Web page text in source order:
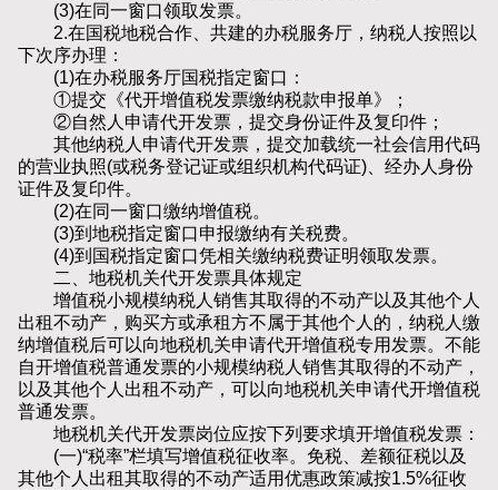
(3)在同一窗口领取发票。
2.在国税地税合作、共建的办税服务厅，纳税人按照以
下次序办理：
(1)在办税服务厅国税指定窗口：
①提交《代开增值税发票缴纳税款申报单》；
②自然人申请代开发票，提交身份证件及复印件；
其他纳税人申请代开发票，提交加载统一社会信用代码
的营业执照(或税务登记证或组织机构代码证)、经办人身份
证件及复印件。
(2)在同一窗口缴纳增值税。
(3)到地税指定窗口申报缴纳有关税费。
(4)到国税指定窗口凭相关缴纳税费证明领取发票。
二、地税机关代开发票具体规定
增值税小规模纳税人销售其取得的不动产以及其他个人
出租不动产，购买方或承租方不属于其他个人的，纳税人缴
纳增值税后可以向地税机关申请代开增值税专用发票。不能
自开增值税普通发票的小规模纳税人销售其取得的不动产，
以及其他个人出租不动产，可以向地税机关申请代开增值税
普通发票。
地税机关代开发票岗位应按下列要求填开增值税发票：
(一)“税率”栏填写增值税征收率。免税、差额征税以及
其他个人出租其取得的不动产适用优惠政策减按1.5%征收